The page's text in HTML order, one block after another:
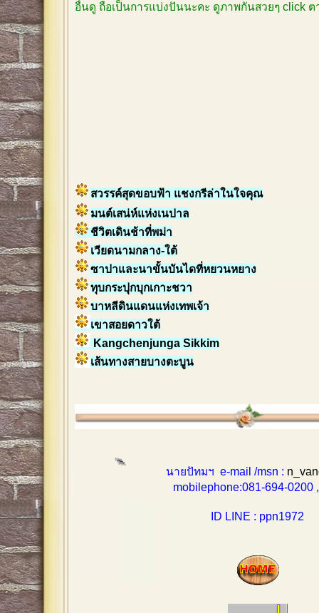
อื่นดู ถือเป็นการแบ่งปันนะคะ ดูภาพกันสวยๆ click ต
สวรรค์สุดขอบฟ้า แชงกรีล่าในใจคุณ
มนต์เสน่ห์แห่งเนปาล
ชีวิตเดินช้าที่พม่า
เวียดนามกลาง-ใต้
ซาปาและนาขั้นบันไดที่หยวนหยาง
ทุบกระปุกบุกเกาะชวา
บาหลีดินแดนแห่งเทพเจ้า
เขาสอยดาวใต้
Kangchenjunga Sikkim
เส้นทางสายบางตะบูน
นายปัทมฯ e-mail /msn :
mobilephone:081-694-0200 ,
ID LINE : ppn1972